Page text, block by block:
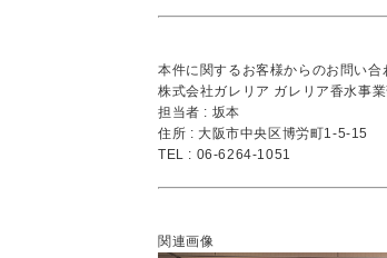
本件に関するお客様からのお問い合
株式会社ガレリア ガレリア香水事
担当者 : 坂本
住所 : 大阪市中央区博労町1-5-15
TEL : 06-6264-1051
関連画像